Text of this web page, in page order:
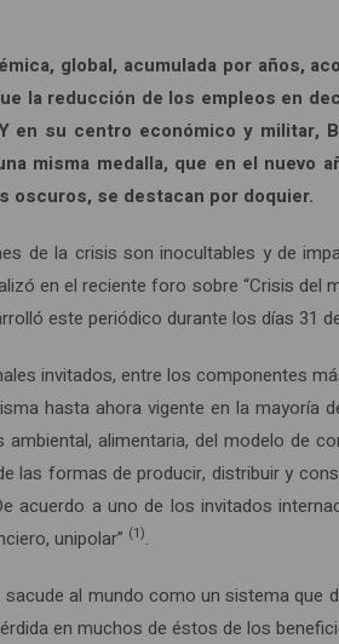
global, acumulada por años,
la reducción de los empleos en
su centro económico y militar,
misma medalla, que en el
oscuros, se destacan por doquier.
de la crisis son inocultables y de
en el reciente foro sobre “Crisis
este periódico durante los días 31
invitados, entre los componentes
hasta ahora vigente en la mayoría
alimentaria, del modelo de
formas de producir, distribuir y
acuerdo a uno de los invitados
unipolar” (1).
al mundo como un sistema
en muchos de éstos de los